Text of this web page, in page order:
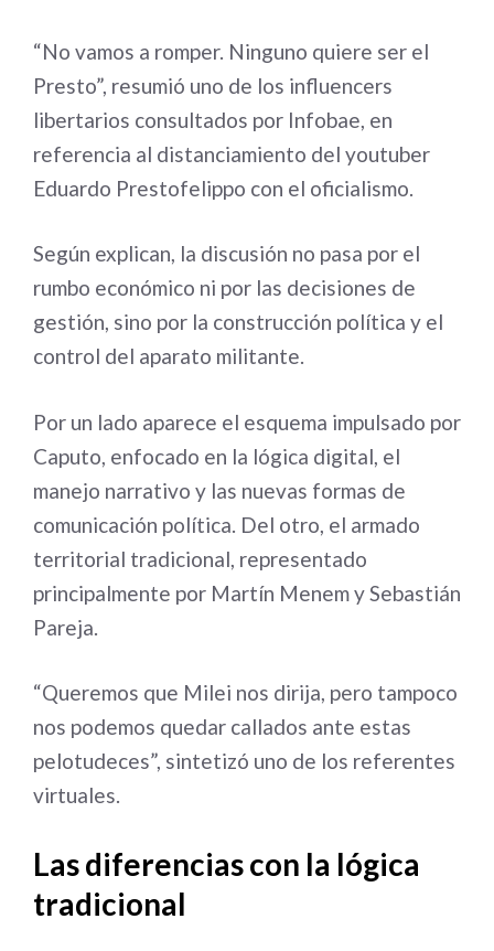
“No vamos a romper. Ninguno quiere ser el
Presto”, resumió uno de los influencers
libertarios consultados por Infobae, en
referencia al distanciamiento del youtuber
Eduardo Prestofelippo con el oficialismo.
Según explican, la discusión no pasa por el
rumbo económico ni por las decisiones de
gestión, sino por la construcción política y el
control del aparato militante.
Por un lado aparece el esquema impulsado por
Caputo, enfocado en la lógica digital, el
manejo narrativo y las nuevas formas de
comunicación política. Del otro, el armado
territorial tradicional, representado
principalmente por Martín Menem y Sebastián
Pareja.
“Queremos que Milei nos dirija, pero tampoco
nos podemos quedar callados ante estas
pelotudeces”, sintetizó uno de los referentes
virtuales.
Las diferencias con la lógica
tradicional